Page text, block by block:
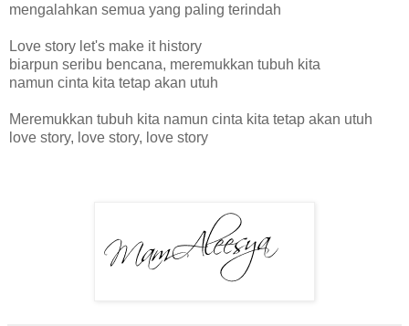
mengalahkan semua yang paling terindah
Love story let's make it history
biarpun seribu bencana, meremukkan tubuh kita
namun cinta kita tetap akan utuh
Meremukkan tubuh kita namun cinta kita tetap akan utuh
love story, love story, love story